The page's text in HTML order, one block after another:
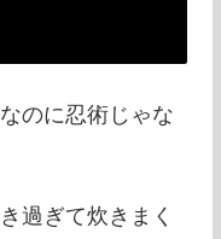
のに忍術じゃな
過ぎて炊きまく